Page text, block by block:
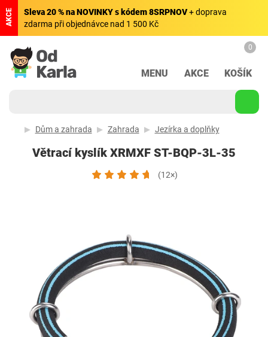
AKCE Sleva 20 % na NOVINKY s kódem 8SRPNOV+ doprava
zdarma při objednávce nad 1 500 Kč
MENU AKCE
0
KOŠÍK
Dům a zahrada Zahrada Jezírka a doplňky
Větrací kyslík XRMXF ST-BQP-3L-35
(12×)